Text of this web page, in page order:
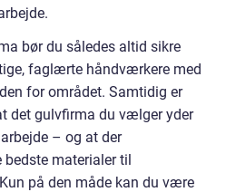
bør du således altid sikre
faglærte håndværkere med
for området. Samtidig er
det gulvfirma du vælger yder
– og at der
bedste materialer til
på den måde kan du være